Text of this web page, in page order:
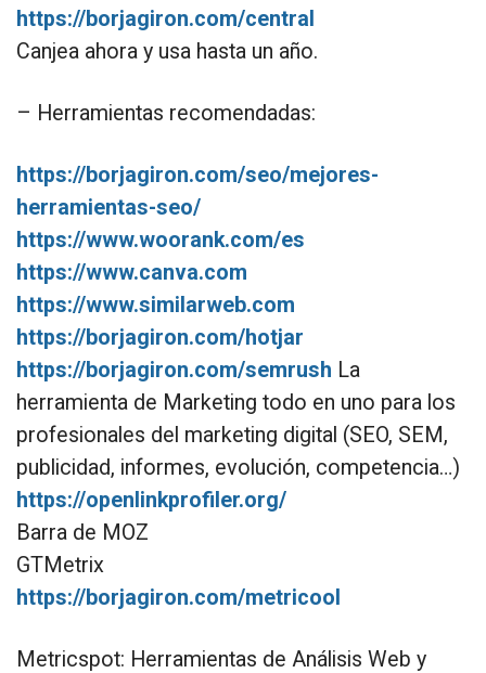
https://borjagiron.com/central
Canjea ahora y usa hasta un año.
– Herramientas recomendadas:
https://borjagiron.com/seo/mejores-
herramientas-seo/
https://www.woorank.com/es
https://www.canva.com
https://www.similarweb.com
https://borjagiron.com/hotjar
https://borjagiron.com/semrush La
herramienta de Marketing todo en uno para los
profesionales del marketing digital (SEO, SEM,
publicidad, informes, evolución, competencia…)
https://openlinkprofiler.org/
Barra de MOZ
GTMetrix
https://borjagiron.com/metricool
Metricspot: Herramientas de Análisis Web y